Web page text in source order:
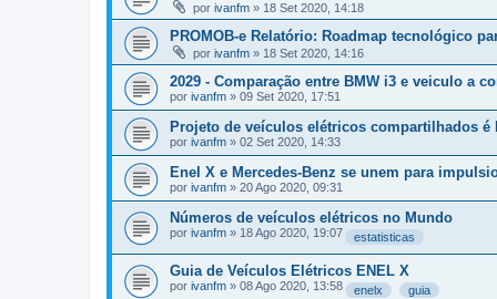
por ivanfm » 18 Set 2020, 14:18
PROMOB-e Relatório: Roadmap tecnológico
por ivanfm » 18 Set 2020, 14:16
2029 - Comparação entre BMW i3 e veiculo a
por ivanfm » 09 Set 2020, 17:51
Projeto de veículos elétricos compartilhados é
por ivanfm » 02 Set 2020, 14:33
Enel X e Mercedes-Benz se unem para
por ivanfm » 20 Ago 2020, 09:31
Números de veículos elétricos no Mundo
por ivanfm » 18 Ago 2020, 19:07 estatisticas
Guia de Veículos Elétricos ENEL X
por ivanfm » 08 Ago 2020, 13:58 enelx guia